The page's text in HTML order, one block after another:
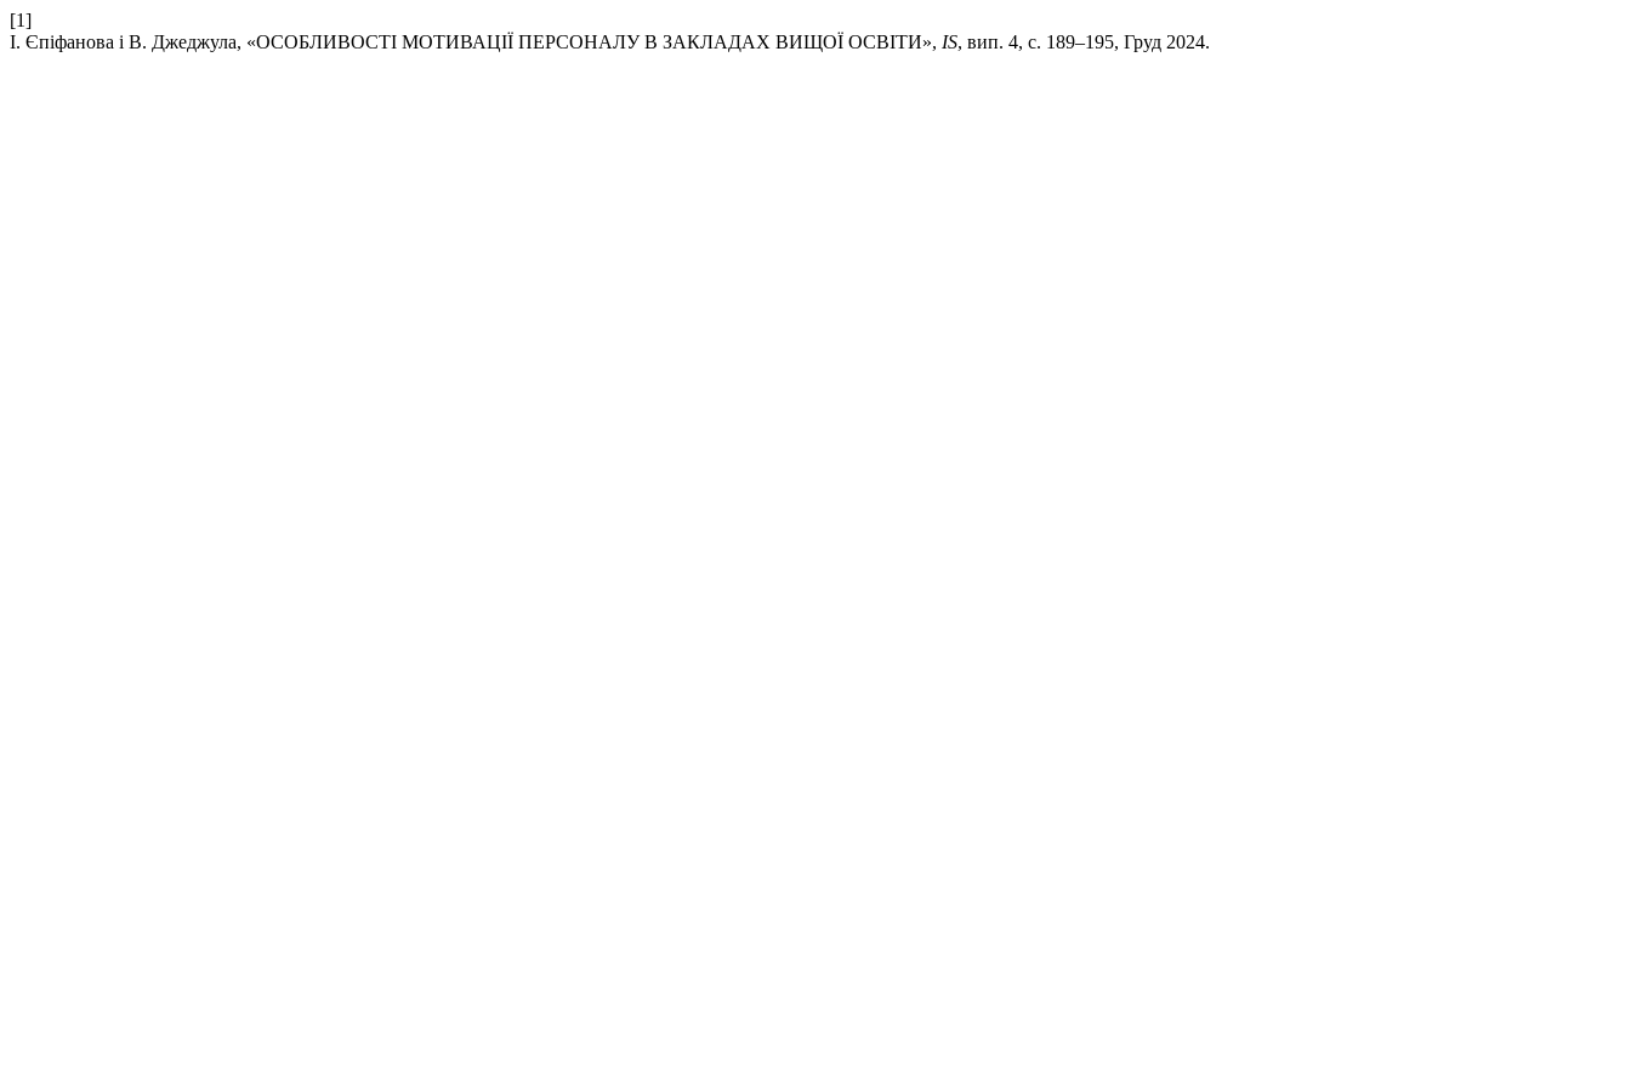
[1]
І. Єпіфанова і В. Джеджула, «ОСОБЛИВОСТІ МОТИВАЦІЇ ПЕРСОНАЛУ В ЗАКЛАДАХ ВИЩОЇ ОСВІТИ», IS, вип. 4, с. 189–195, Груд 2024.